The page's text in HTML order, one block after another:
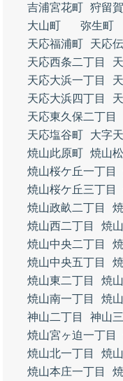
吉浦宮花町 狩留
大山町
弥生町
天応福浦町
天応
天応西条二丁目
天応大浜一丁目
天応大浜四丁目
天応東久保二丁目
天応塩谷町
大字
焼山此原町 焼山
焼山桜ケ丘一丁目
焼山桜ケ丘三丁目
焼山政畝二丁目
焼山西二丁目
焼
焼山中央二丁目
焼山中央五丁目
焼山東二丁目
焼
焼山南一丁目
焼
神山二丁目
神山
焼山宮ヶ迫一丁目
焼山北一丁目
焼
焼山本庄一丁目